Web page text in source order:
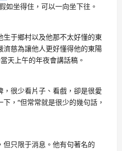
如坐得住，可以一向坐下往。
于鄉村以及他那不太好懂的東
濟慈為讓他人更好懂得他的東陽
天上午的年夜會講話稿。
很少看片子、看戲，卻是很愛
，“但常常就是很少的幾句話，
只限于消息。他有句著名的